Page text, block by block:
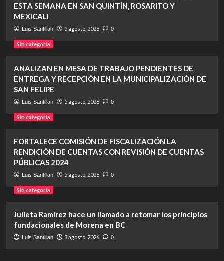
ESTA SEMANA EN SAN QUINTÍN, ROSARITO Y
MEXICALI
Luis Santillan 5 agosto, 2026 0
Sin categoría
ANALIZAN EN MESA DE TRABAJO PENDIENTES DE
ENTREGA Y RECEPCIÓN EN LA MUNICIPALIZACIÓN DE
SAN FELIPE
Luis Santillan 5 agosto, 2026 0
Sin categoría
FORTALECE COMISIÓN DE FISCALIZACIÓN LA
RENDICIÓN DE CUENTAS CON REVISIÓN DE CUENTAS
PÚBLICAS 2024
Luis Santillan 5 agosto, 2026 0
Sin categoría
Julieta Ramírez hace un llamado a retomar los principios
fundacionales de Morena en BC
Luis Santillan 3 agosto, 2026 0